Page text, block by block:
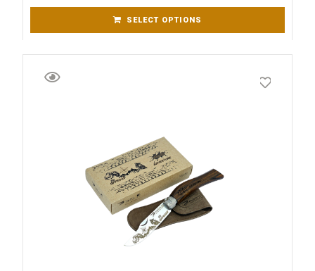
SELECT OPTIONS